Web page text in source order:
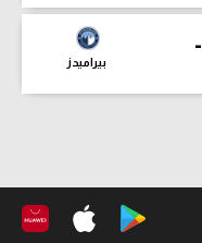
-
بيراميدز